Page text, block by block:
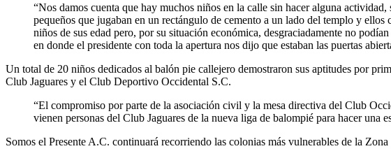
“Nos damos cuenta que hay muchos niños en la calle sin hacer alguna
pequeños que jugaban en un rectángulo de cemento a un lado del templo y
niños de sus edad pero, por su situación económica, desgraciadamente no
en donde el presidente con toda la apertura nos dijo que estaban las puertas
Un total de 20 niños dedicados al balón pie callejero demostraron sus aptitudes por
Club Jaguares y el Club Deportivo Occidental S.C.
“El compromiso por parte de la asociación civil y la mesa directiva del Club
vienen personas del Club Jaguares de la nueva liga de balompié para hacer una
Somos el Presente A.C. continuará recorriendo las colonias más vulnerables de la